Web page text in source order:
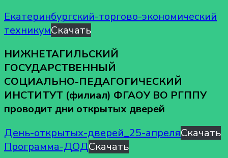
Екатеринбургский-торгово-экономический
техникумСкачать
НИЖНЕТАГИЛЬСКИЙ
ГОСУДАРСТВЕННЫЙ
СОЦИАЛЬНО-ПЕДАГОГИЧЕСКИЙ
ИНСТИТУТ (филиал) ФГАОУ ВО РГППУ
проводит дни открытых дверей
День-открытых-дверей_25-апреляСкачать
Программа-ДОДСкачать